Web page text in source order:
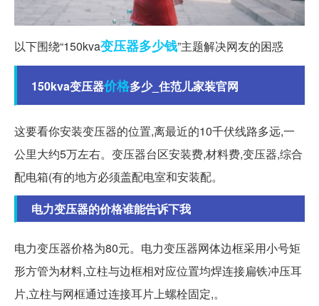
以下围绕“150kva变压器多少钱”主题解决网友的困惑
150kva变压器价格多少_住范儿家装官网
这要看你安装变压器的位置,离最近的10千伏线路多远,一
公里大约5万左右。变压器台区安装费,材料费,变压器,综合
配电箱(有的地方必须盖配电室和安装配。
电力变压器的价格谁能告诉下我
电力变压器价格为80元。电力变压器网体边框采用小号矩
形方管为材料,立柱与边框相对应位置均焊连接扁铁冲压耳
片,立柱与网框通过连接耳片上螺栓固定,。